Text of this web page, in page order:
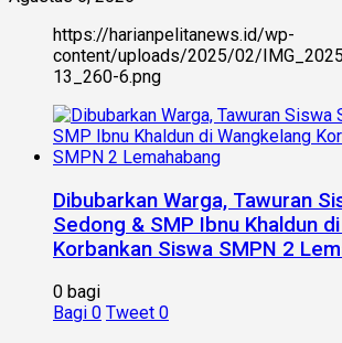
https://harianpelitanews.id/wp-
content/uploads/2025/02/
13_260-6.png
Dibubarkan Warga, Tawuran
Sedong & SMP Ibnu Khaldun
Korbankan Siswa SMPN 2
0 bagi
Bagi 0 Tweet 0